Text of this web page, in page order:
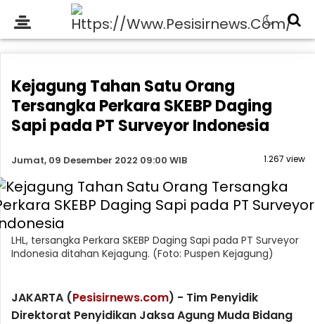
Kejagung Tahan Satu Orang
Tersangka Perkara SKEBP Daging
Sapi pada PT Surveyor Indonesia
Jumat, 09 Desember 2022 09:00 WIB 1.267 view
LHL, tersangka Perkara SKEBP Daging Sapi pada PT Surveyor
Indonesia ditahan Kejagung. (Foto: Puspen Kejagung)
JAKARTA (Pesisirnews.com) - Tim Penyidik
Direktorat Penyidikan Jaksa Agung Muda Bidang